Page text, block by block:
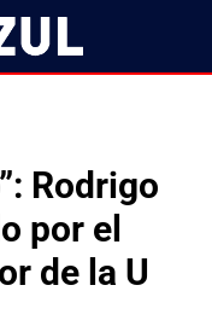
Rodrigo
por el
de la U